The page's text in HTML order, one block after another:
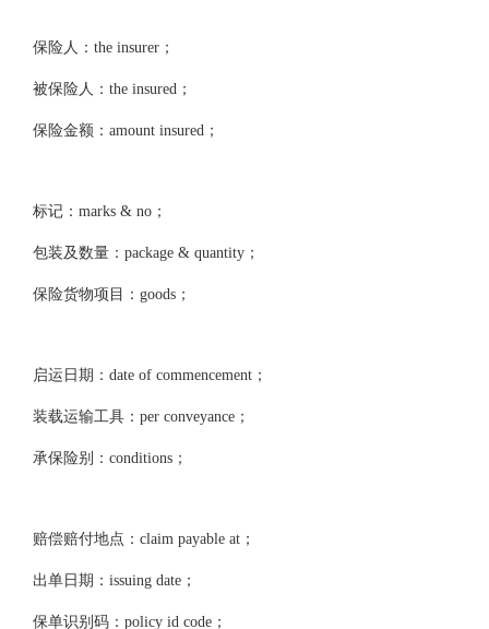
保险人：the insurer；
被保险人：the insured；
保险金额：amount insured；
标记：marks & no；
包装及数量：package & quantity；
保险货物项目：goods；
启运日期：date of commencement；
装载运输工具：per conveyance；
承保险别：conditions；
赔偿赔付地点：claim payable at；
出单日期：issuing date；
保单识别码：policy id code；